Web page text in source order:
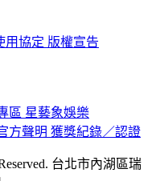
用協定 版權宣告
區 星藝象娛樂
方聲明 獲獎紀錄／認證
台北市內湖區瑞